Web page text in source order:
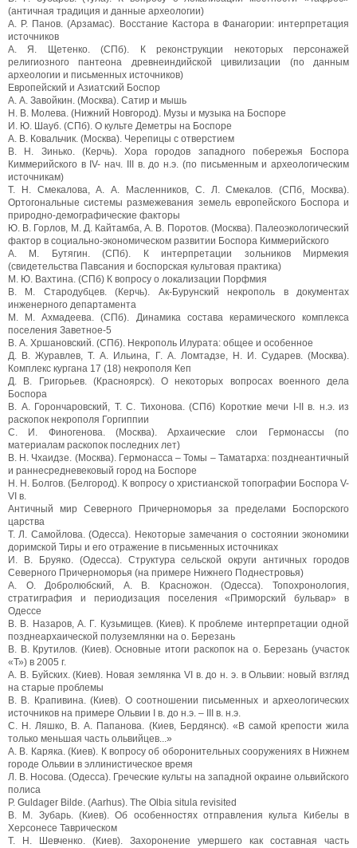
(античная традиция и данные археологии)
А. Р. Панов. (Арзамас). Восстание Кастора в Фанагории: интерпретация
источников
А. Я. Щетенко. (СПб). К реконструкции некоторых персонажей
религиозного пантеона древнеиндийской цивилизации (по данным
археологии и письменных источников)
Европейский и Азиатский Боспор
А. А. Завойкин. (Москва). Сатир и мышь
Н. В. Молева. (Нижний Новгород). Музы и музыка на Боспоре
И. Ю. Шауб. (СПб). О культе Деметры на Боспоре
A. В. Ковальчик. (Москва). Черепицы с отверстием
B. Н. Зинько. (Керчь). Хора городов западного побережья Боспора
Киммерийского в IV- нач. III в. до н.э. (по письменным и археологическим
источникам)
Т. Н. Смекалова, А. А. Масленников, С. Л. Смекалов. (СПб, Москва).
Ортогональные системы размежевания земель европейского Боспора и
природно-демографические факторы
Ю. В. Горлов, М. Д. Кайтамба, А. В. Поротов. (Москва). Палеоэкологический
фактор в социально-экономическом развитии Боспора Киммерийского
A. М. Бутягин. (СПб). К интерпретации зольников Мирмекия
(свидетельства Павсания и боспорская культовая практика)
М. Ю. Вахтина. (СПб) К вопросу о локализации Порфмия
B. М. Стародубцев. (Керчь). Ак-Бурунский некрополь в документах
инженерного департамента
M. M. Ахмадеева. (СПб). Динамика состава керамического комплекса
поселения Заветное-5
В. А. Хршановский. (СПб). Некрополь Илурата: общее и особенное
Д. В. Журавлев, Т. А. Ильина, Г. А. Ломтадзе, Н. И. Сударев. (Москва).
Комплекс кургана 17 (18) некрополя Кеп
Д. В. Григорьев. (Красноярск). О некоторых вопросах военного дела
Боспора
B. А. Горончаровский, Т. С. Тихонова. (СПб) Короткие мечи I-II в. н.э. из
раскопок некрополя Горгиппии
C. И. Финогенова. (Москва). Архаические слои Гермонассы (по
материалам раскопок последних лет)
В. Н. Чхаидзе. (Москва). Гермонасса – Томы – Таматарха: позднеантичный
и раннесредневековый город на Боспоре
H. H. Болгов. (Белгород). К вопросу о христианской топографии Боспора V-
VI в.
Античный мир Северного Причерноморья за пределами Боспорского
царства
Т. Л. Самойлова. (Одесса). Некоторые замечания о состоянии экономики
доримской Тиры и его отражение в письменных источниках
И. В. Бруяко. (Одесса). Структура сельской округи античных городов
Северного Причерноморья (на примере Нижнего Поднестровья)
А. О. Добролюбский, А. В. Красножон. (Одесса). Топохронология,
стратиграфия и периодизация поселения «Приморский бульвар» в
Одессе
В. В. Назаров, А. Г. Кузьмищев. (Киев). К проблеме интерпретации одной
позднеархаической полуземлянки на о. Березань
В. В. Крутилов. (Киев). Основные итоги раскопок на о. Березань (участок
«Т») в 2005 г.
A. В. Буйских. (Киев). Новая землянка VI в. до н. э. в Ольвии: новый взгляд
на старые проблемы
B. В. Крапивина. (Киев). О соотношении письменных и археологических
источников на примере Ольвии I в. до н.э. – III в. н.э.
C. Н. Ляшко, В. А. Папанова. (Киев, Бердянск). «В самой крепости жила
только меньшая часть ольвийцев...»
A. В. Каряка. (Киев). К вопросу об оборонительных сооружениях в Нижнем
городе Ольвии в эллинистическое время
Л. В. Носова. (Одесса). Греческие культы на западной окраине ольвийского
полиса
Р. Guldager Bilde. (Aarhus). The Olbia situla revisited
B. М. Зубарь. (Киев). Об особенностях отправления культа Кибелы в
Херсонесе Таврическом
Т. Н. Шевченко. (Киев). Захоронение умершего как составная часть